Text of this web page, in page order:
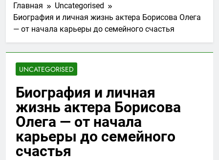
Главная
Uncategorised
Биография и личная жизнь актера Борисова Олега
— от начала карьеры до семейного счастья
UNCATEGORISED
Биография и личная
жизнь актера Борисова
Олега — от начала
карьеры до семейного
счастья